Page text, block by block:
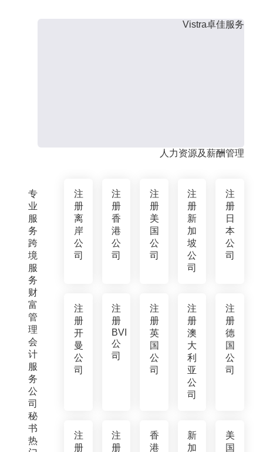
专
业
服
务
跨
境
服
务
财
富
管
理
会
计
服
务
公
司
秘
书
热
Vistra卓佳服务
人力资源及薪酬管理
注
册
离
岸
公
司
注
册
香
港
公
司
注
册
美
国
公
司
注
册
新
加
坡
公
司
注
册
日
本
公
司
注
册
开
曼
公
司
注
册
BVI
公
司
注
册
英
国
公
司
注
册
澳
大
利
亚
公
司
注
册
德
国
公
司
注
册
注
册
香
港
新
加
美
国